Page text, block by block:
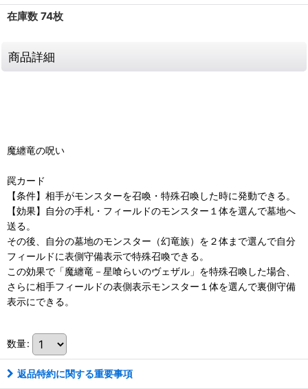
在庫数 74枚
商品詳細
魔纏竜の呪い
罠カード
【条件】相手がモンスターを召喚・特殊召喚した時に発動できる。
【効果】自分の手札・フィールドのモンスター１体を選んで墓地へ
送る。
その後、自分の墓地のモンスター（幻竜族）を２体まで選んで自分
フィールドに表側守備表示で特殊召喚できる。
この効果で「魔纏竜－星喰らいのヴェザル」を特殊召喚した場合、
さらに相手フィールドの表側表示モンスター１体を選んで裏側守備
表示にできる。
数量:
返品特約に関する重要事項